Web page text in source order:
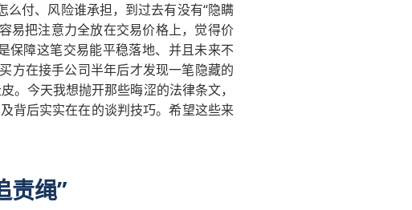
付、风险谁承担，到过去有没有“隐瞒
易把注意力全放在交易价格上，觉得价
保障这笔交易能平稳落地、并且未来不
方在接手公司半年后才发现一笔隐藏的
。今天我想抛开那些晦涩的法律条文，
背后实实在在的谈判技巧。希望这些来
责绳”